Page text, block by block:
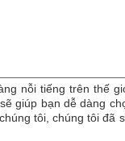
nỗi tiếng trên thế
giúp bạn dễ dàng
tôi, chúng tôi đã